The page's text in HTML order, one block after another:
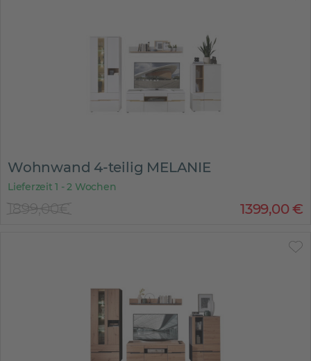
Wohnwand 4-teilig MELANIE
Lieferzeit 1 - 2 Wochen
1399,00€
1899,00€